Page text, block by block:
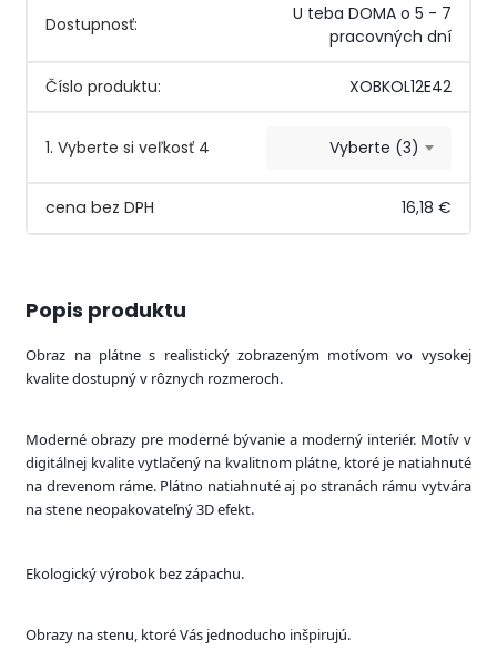
Dostupnosť:
U teba DOMA o 5 - 7
pracovných dní
Číslo produktu: XOBKOL12E42
1. Vyberte si veľkosť 4 Vyberte (3)
16,18 €
Popis produktu
Obraz na plátne s realistický zobrazeným motívom vo vysokej
kvalite dostupný v rôznych rozmeroch.
Moderné obrazy pre moderné bývanie a moderný interiér. Motív v
digitálnej kvalite vytlačený na kvalitnom plátne, ktoré je natiahnuté
na drevenom ráme. Plátno natiahnuté aj po stranách rámu vytvára
na stene neopakovateľný 3D efekt.
Ekologický výrobok bez zápachu.
Obrazy na stenu, ktoré Vás jednoducho inšpirujú.